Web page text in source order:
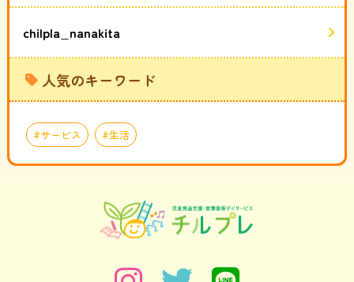
chilpla_nanakita
人気のキーワード
サービス 生活